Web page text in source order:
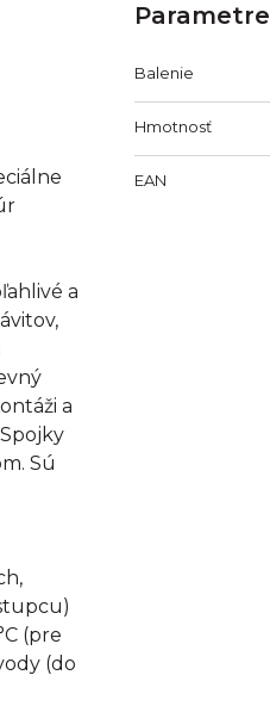
a
a
Sú
(pre
(do
Parametre
Balenie
Hmotnosť
EAN